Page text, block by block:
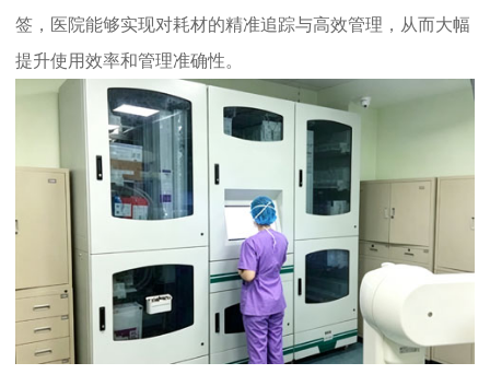
签，医院能够实现对耗材的精准追踪与高效管理，从而大幅
提升使用效率和管理准确性。